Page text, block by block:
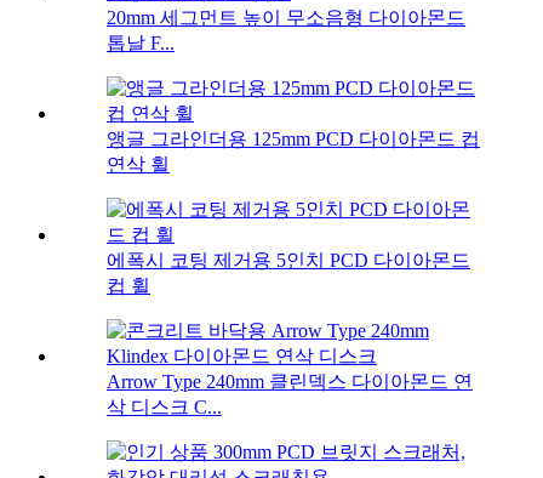
20mm 세그먼트 높이 무소음형 다이아몬드
톱날 F...
앵글 그라인더용 125mm PCD 다이아몬드 컵
연삭 휠
에폭시 코팅 제거용 5인치 PCD 다이아몬드
컵 휠
Arrow Type 240mm 클린덱스 다이아몬드 연
삭 디스크 C...